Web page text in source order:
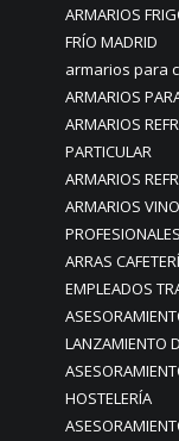
ARMARIOS
FRÍO MADRID
armarios para
ARMARIOS
ARMARIOS
PARTICULAR
ARMARIOS
ARMARIOS
ARRAS
EMPLEADOS
LANZAMIENTO
HOSTELERÍA